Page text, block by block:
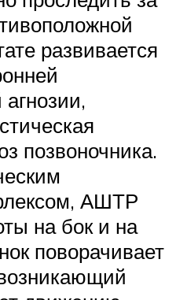
развивается
позвоночника.
АШТР
на бок и на
поворачивает